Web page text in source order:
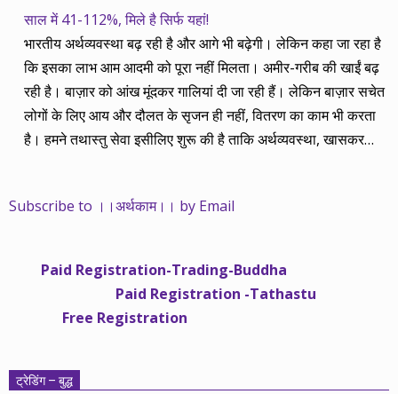
साल में 41-112%, मिले है सिर्फ यहां!
भारतीय अर्थव्यवस्था बढ़ रही है और आगे भी बढ़ेगी। लेकिन कहा जा रहा है
कि इसका लाभ आम आदमी को पूरा नहीं मिलता। अमीर-गरीब की खाईं बढ़
रही है। बाज़ार को आंख मूंदकर गालियां दी जा रही हैं। लेकिन बाज़ार सचेत
लोगों के लिए आय और दौलत के सृजन ही नहीं, वितरण का काम भी करता
है। हमने तथास्तु सेवा इसीलिए शुरू की है ताकि अर्थव्यवस्था, खासकर
महंगाई की दर 10 प्रतिशत से ऊपर रहती है। वे भागकर जाते हैं सोने और
साढ़े चार सालों से अर्थकाम से जुड़े हैं, वे हमारी ईमानदारी और सत्यनिष्ठा से
भलीभांति वाकिफ हैं। शुरू में हम भी कच्चे थे तो बाज़ार के उस्तादों के जाल
में फंस गए। गलतियां कीं। लेकिन जैसे ही समझ में आया, खटाक से उनसे
मजबूत आधार और गहन रिसर्च के साथ। उसी का नतीजा है कि हमारी
Subscribe to ।।अर्थकाम।। by Email
Paid Registration-Trading-Buddha
Paid Registration -Tathastu
Free Registration
ट्रेडिंग – बुद्ध